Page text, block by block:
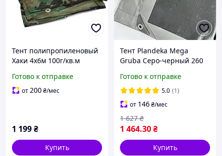
Тент полипропиленовый
Хаки 4х6м 100г/кв.м
у/ф защита люверсы
Готово к отправке
от200₴/мес
1 199₴
Купить
Тент Plandeka Mega
Gruba Серо-черный 260
тарпаулиновый брезент
Готово к отправке
5.0 (1)
от 146₴/мес
1 464.30₴
1 627 ₴
Купить